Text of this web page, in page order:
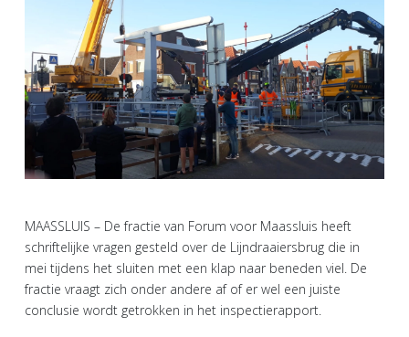
MAASSLUIS – De fractie van Forum voor Maassluis heeft
schriftelijke vragen gesteld over de Lijndraaiersbrug die in
mei tijdens het sluiten met een klap naar beneden viel. De
fractie vraagt zich onder andere af of er wel een juiste
conclusie wordt getrokken in het inspectierapport.